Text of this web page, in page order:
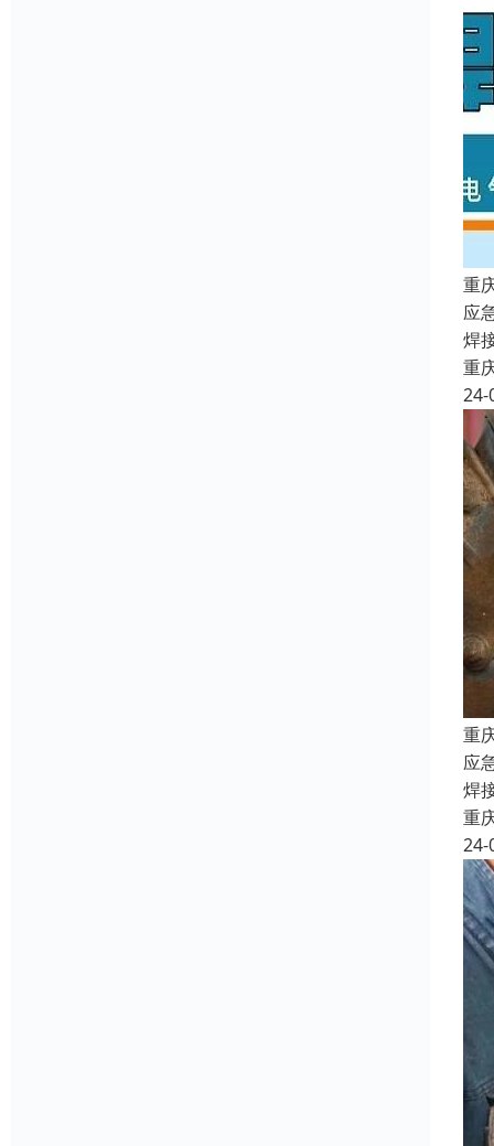
重
应
焊
重
24-
重
应
焊
重
24-